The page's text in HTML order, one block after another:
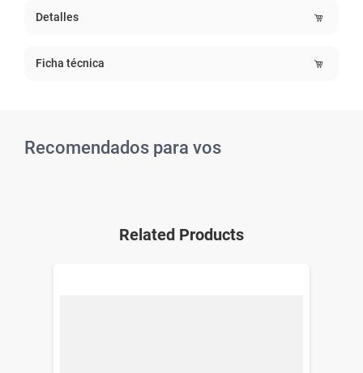
Detalles
Ficha técnica
Recomendados para vos
Related Products